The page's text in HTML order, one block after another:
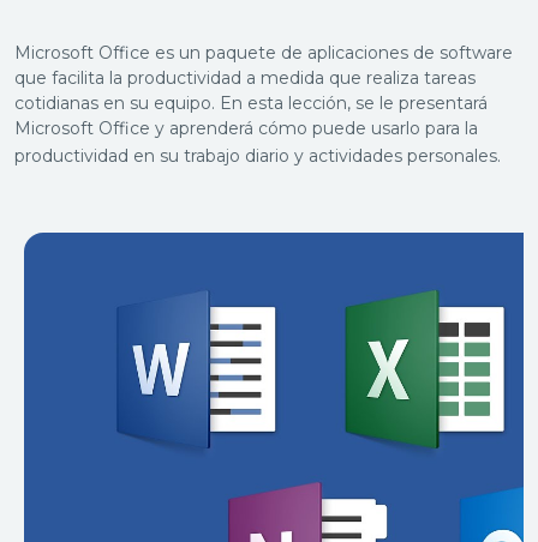
Microsoft Office es un paquete de aplicaciones de software
que facilita la productividad a medida que realiza tareas
cotidianas en su equipo. En esta lección, se le presentará
Microsoft Office y aprenderá cómo puede usarlo para la
productividad en su trabajo diario y actividades personales.